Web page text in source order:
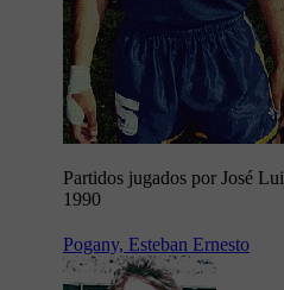
Partidos jugados por José
1990
Pogany, Esteban Ernesto